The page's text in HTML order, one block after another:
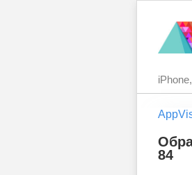
84